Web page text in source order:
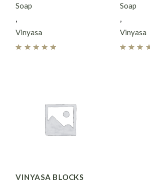
Soap
Vinyasa
Soap
Vinyasa
VINYASA BLOCKS